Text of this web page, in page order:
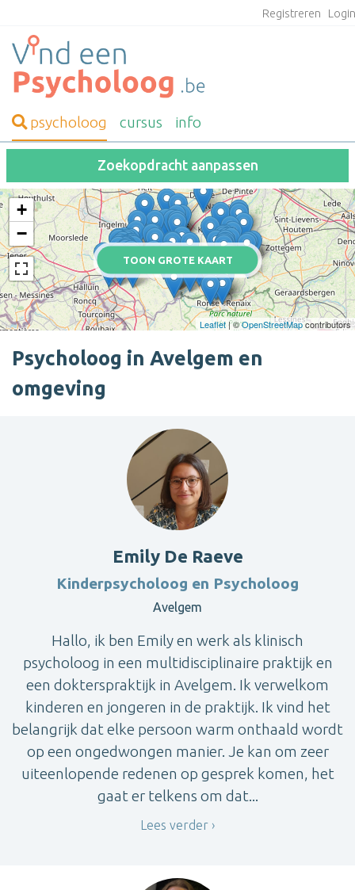
Registreren
psycholoog cursus info
Zoekopdracht aanpassen
TOON GROTE KAART
+
−
Leaflet| ©OpenStreetMapcontributors
Psycholoog in Avelgem en
omgeving
Emily De Raeve
Kinderpsycholoog en Psycholoog
Avelgem
Hallo, ik ben Emily en werk als klinisch
psycholoog in een multidisciplinaire praktijk en
een dokterspraktijk in Avelgem. Ik verwelkom
kinderen en jongeren in de praktijk. Ik vind het
belangrijk dat elke persoon warm onthaald wordt
op een ongedwongen manier. Je kan om zeer
uiteenlopende redenen op gesprek komen, het
gaat er telkens om dat...
Lees verder